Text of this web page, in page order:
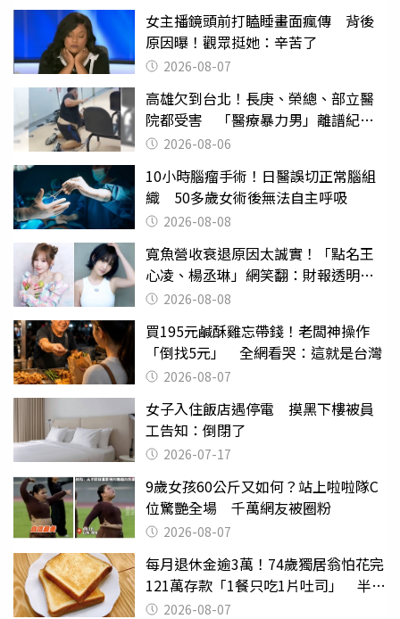
女主播鏡頭前打瞌睡畫面瘋傳 背後
原因曝！觀眾挺她：辛苦了
2026-08-07
高雄欠到台北！長庚、榮總、部立醫
院都受害 「醫療暴力男」離譜紀錄
曝光2026-08-06
10小時腦瘤手術！日醫誤切正常腦組
織 50多歲女術後無法自主呼吸
2026-08-08
寬魚營收衰退原因太誠實！「點名王
心凌、楊丞琳」網笑翻：財報透明度
滿分2026-08-08
買195元鹹酥雞忘帶錢！老闆神操作
「倒找5元」 全網看哭：這就是台灣
2026-08-07
女子入住飯店遇停電 摸黑下樓被員
工告知：倒閉了
2026-07-17
9歲女孩60公斤又如何？站上啦啦隊C
位驚艷全場 千萬網友被圈粉
2026-08-07
每月退休金逾3萬！74歲獨居翁怕花完
121萬存款「1餐只吃1片吐司」 半年
後暴瘦嚇壞女兒
2026-08-07